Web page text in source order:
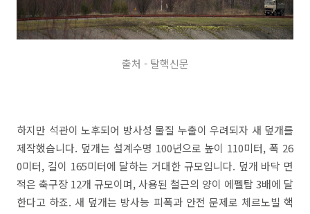
출처 - 탈핵신문
하지만 석관이 노후되어 방사성 물질 누출이 우려되자 새 덮개를
제작했습니다. 덮개는 설계수명 100년으로 높이 110미터, 폭 26
0미터, 길이 165미터에 달하는 거대한 규모입니다. 덮개 바닥 면
적은 축구장 12개 규모이며, 사용된 철근의 양이 에펠탑 3배에 달
한다고 하죠. 새 덮개는 방사능 피폭과 안전 문제로 체르노빌 핵